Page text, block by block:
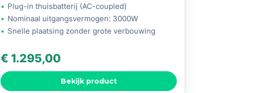
Plug-in thuisbatterij (AC-coupled)
Nominaal uitgangsvermogen: 3000W
Snelle plaatsing zonder grote verbouwing
€ 1.295,00
Bekijk product